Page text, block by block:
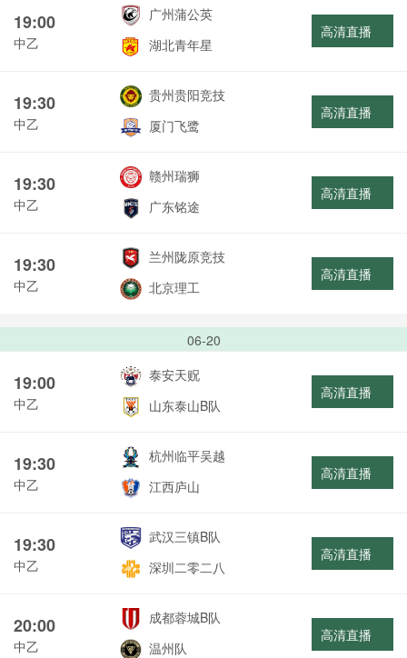
19:00
中乙
广州蒲公英
湖北青年星
高清直播
19:30
中乙
贵州贵阳竞技
厦门飞鹭
高清直播
19:30
中乙
赣州瑞狮
广东铭途
高清直播
19:30
中乙
兰州陇原竞技
北京理工
高清直播
06-20
19:00
中乙
泰安天贶
山东泰山B队
高清直播
19:30
中乙
杭州临平吴越
江西庐山
高清直播
19:30
中乙
武汉三镇B队
深圳二零二八
高清直播
20:00
中乙
成都蓉城B队
温州队
高清直播